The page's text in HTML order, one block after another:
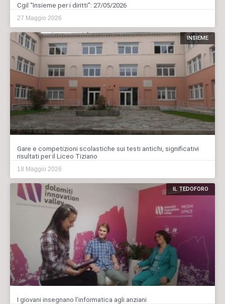
Cgil “Insieme per i diritti”: 27/05/2026
27 Maggio 2026
INSIEME
Gare e competizioni scolastiche sui testi antichi, significativi
risultati per il Liceo Tiziano
18 Maggio 2026
IL TEDOFORO
I giovani insegnano l’informatica agli anziani